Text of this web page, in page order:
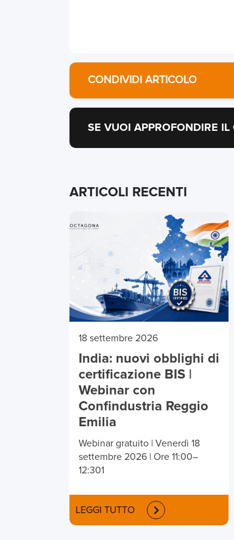
CONDIVIDI ARTICOLO
SE VUOI APPROFONDIRE
ARTICOLI RECENTI
18 settembre 2026
India: nuovi obblighi di
certificazione BIS |
Webinar con
Confindustria Reggio
Emilia
Webinar gratuito | Venerdì 18
settembre 2026 | Ore 11:00–
12:301
LEGGI TUTTO